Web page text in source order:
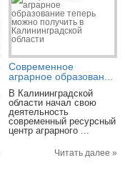
Современное
аграрное образован...
В Калининградской
области начал свою
деятельность
современный ресурсный
центр аграрного ...
Читать далее »